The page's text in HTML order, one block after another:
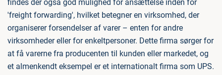
findes der også god mulighed for ansættelse inden for
'freight forwarding', hvilket betegner en virksomhed, der
organiserer forsendelser af varer – enten for andre
virksomheder eller for enkeltpersoner. Dette firma sørger for
at få varerne fra producenten til kunden eller markedet, og
et almenkendt eksempel er et internationalt firma som UPS.